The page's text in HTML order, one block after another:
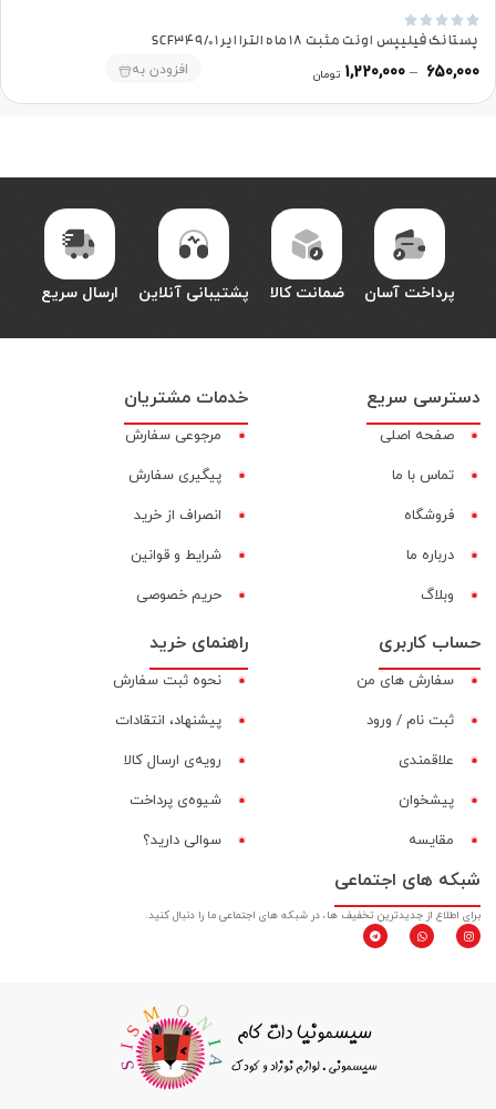





پستانک فیلیپس اونت مثبت 18 ماه الترا ایر SCF349/01
650,000
–
1,220,000 تومان افزودن به
پرداخت آسان ضمانت کالا پشتیبانی آنلاین ارسال سریع
دسترسی سریع
صفحه اصلی
تماس با ما
فروشگاه
درباره ما
وبلاگ
خدمات مشتریان
مرجوعی سفارش
پیگیری سفارش
انصراف از خرید
شرایط و قوانین
حریم خصوصی
حساب کاربری
سفارش های من
ثبت نام / ورود
علاقمندی
پیشخوان
مقایسه‌
راهنمای خرید
نحوه ثبت سفارش
پیشنهاد، انتقادات
رویه‌ی ارسال کالا
شیوه‌ی پرداخت
سوالی دارید؟
شبکه های اجتماعی
برای اطلاع از جدیدترین تخفیف ها، در شبکه های اجتماعی ما را دنبال کنید.